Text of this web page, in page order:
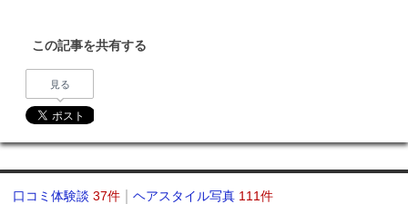
この記事を共有する
見る
口コミ体験談 37件 ヘアスタイル写真 111件